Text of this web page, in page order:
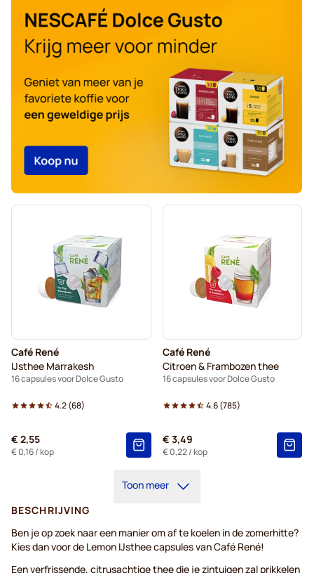
Kaffekapslen - Koffiecapsules voor Dolce Gusto
Starbucks® Grande - Koffiecapsules voor Dolce Gusto
Café René
IJsthee Marrakesh
16 capsules voor Dolce Gusto
4.2(68)
€ 2,55
€ 0,16/ kop
Café René
Citroen & Frambozen thee
16 capsules voor Dolce Gusto
4.6(785)
€ 3,49
€ 0,22/ kop
Toon meer
BESCHRIJVING
Ben je op zoek naar een manier om af te koelen in de zomerhitte?
Kies dan voor de Lemon IJsthee capsules van Café René!
Een verfrissende, citrusachtige thee die je zintuigen zal prikkelen